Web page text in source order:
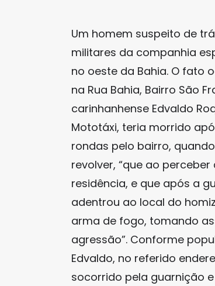
Um homem suspeito de
militares da companhia
no oeste da Bahia. O fato
na Rua Bahia, Bairro São
carinhanhense Edvaldo
Mototáxi, teria morrido
rondas pelo bairro,
revolver, “que ao
residência, e que após a
adentrou ao local do
arma de fogo, tomando
agressão”. Conforme
Edvaldo, no referido
socorrido pela guarnição